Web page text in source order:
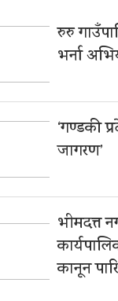
रुरु
भर्ना
‘गण्डकी
जागरण’
भीमदत्त
कानून